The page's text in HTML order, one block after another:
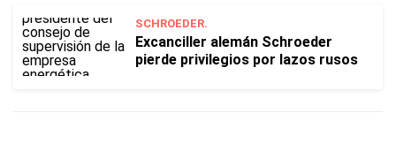
SCHROEDER.
Excanciller alemán Schroeder
pierde privilegios por lazos rusos